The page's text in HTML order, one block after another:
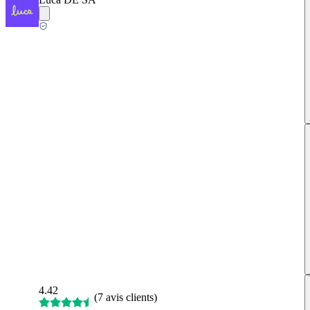
4.42
(7 avis clients)